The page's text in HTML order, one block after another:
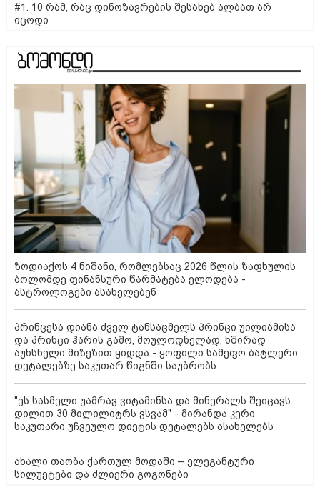
#1. 10 რამ, რაც დინოზავრების შესახებ ალბათ არ
იცოდი
ზოდიაქოს 4 ნიშანი, რომლებსაც 2026 წლის ზაფხულის
ბოლომდე ფინანსური წარმატება ელოდება -
ასტროლოგები ასახელებენ
პრინცესა დიანა ძველ ტანსაცმელს პრინცი უილიამისა
და პრინცი ჰარის გამო, მოულოდნელად, ხშირად
აუხსნელი მიზეზით ყიდდა - ყოფილი სამეფო ბატლერი
დეტალებზე საკუთარ წიგნში საუბრობს
"ეს სასმელი უამრავ ვიტამინსა და მინერალს შეიცავს.
დილით 30 მილილიტრს ვსვამ" - მირანდა კერი
საკუთარი უჩვეულო დიეტის დეტალებს ასახელებს
ახალი თაობა ქართულ მოდაში – ელეგანტური
სილუეტები და ძლიერი გოგონები